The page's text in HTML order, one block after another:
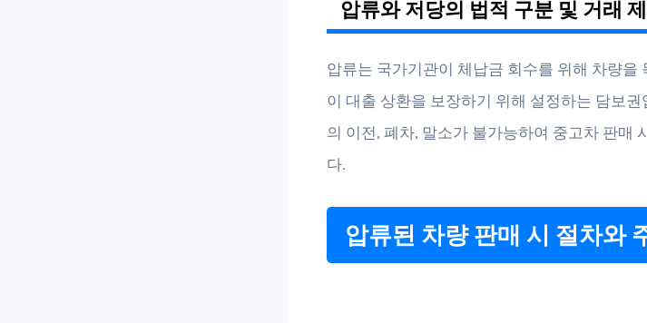
압류와 저당의 법적 구분 및 거래
압류는 국가기관이 체납금 회수를 위해 차량을
이 대출 상환을 보장하기 위해 설정하는 담보
의 이전, 폐차, 말소가 불가능하여 중고차 판매
다.
압류된 차량 판매 시 절차와